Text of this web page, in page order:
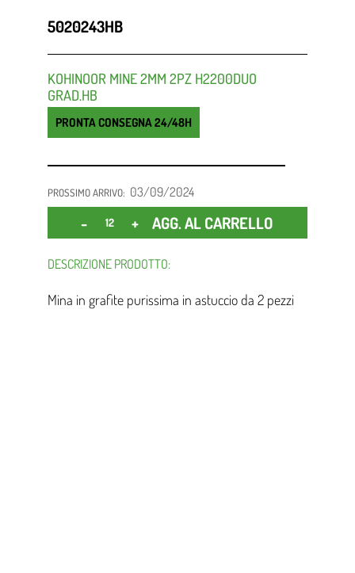
5020243HB
KOHINOOR MINE 2MM 2PZ H2200DUO
GRAD.HB
PRONTA CONSEGNA 24/48H
PROSSIMO ARRIVO: 03/09/2024
Quantità
AGG. AL CARRELLO
DESCRIZIONE PRODOTTO:
Mina in grafite purissima in astuccio da 2 pezzi